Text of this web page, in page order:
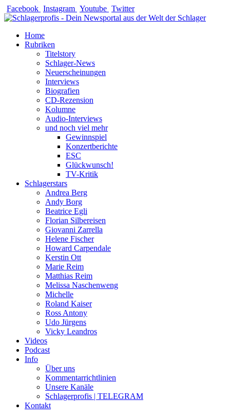
Zum
Inhalt
Facebook Instagram Youtube Twitter
Home
Rubriken
Titelstory
Schlager-News
Neuerscheinungen
Interviews
Biografien
CD-Rezension
Kolumne
Audio-Interviews
und noch viel mehr
Gewinnspiel
Konzertberichte
ESC
Glückwunsch!
TV-Kritik
Schlagerstars
Andrea Berg
Andy Borg
Beatrice Egli
Florian Silbereisen
Giovanni Zarrella
Helene Fischer
Howard Carpendale
Kerstin Ott
Marie Reim
Matthias Reim
Melissa Naschenweng
Michelle
Roland Kaiser
Ross Antony
Udo Jürgens
Vicky Leandros
Videos
Podcast
Info
Über uns
Kommentarrichtlinien
Unsere Kanäle
Schlagerprofis | TELEGRAM
Kontakt